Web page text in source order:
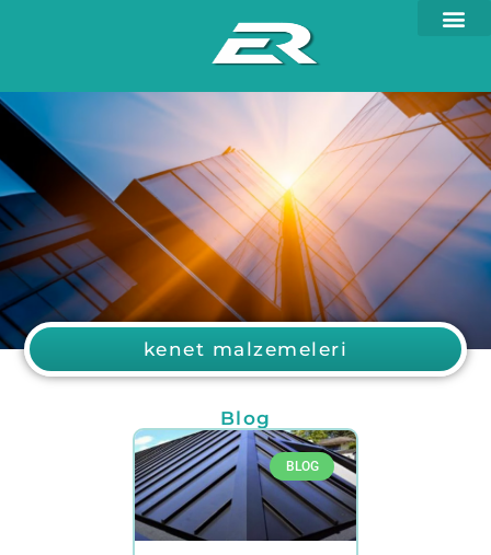
kenet malzemeleri
Blog
BLOG